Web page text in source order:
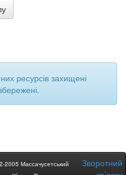
ресурсів захищені
2005 Массачусетський
Зворотний